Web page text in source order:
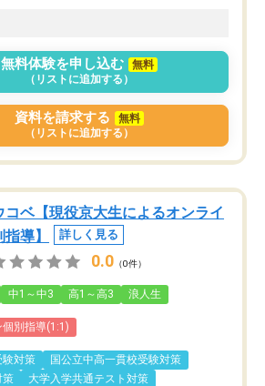
無料体験を申し込む
無料
（リストに追加する）
資料を請求する
無料
（リストに追加する）
コベ【現役京大生によるオンライ
導】
詳しく見る
0.0 （0件）
中1～中3 高1～高3 浪人生
別指導(1:1)
験対策
国公立中高一貫校受験対策
策
大学入学共通テスト対策